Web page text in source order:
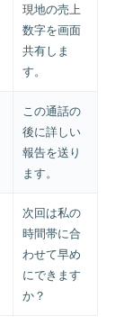
現地の売上
数字を画面
共有しま
す。
この通話の
後に詳しい
報告を送り
ます。
次回は私の
時間帯に合
わせて早め
にできます
か？